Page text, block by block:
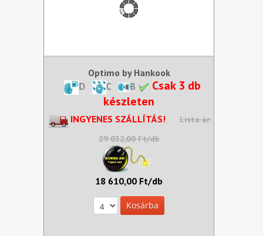
Optimo by Hankook
D
C B
Csak 3 db
készleten
INGYENES SZÁLLÍTÁS!
Lista ár:
29 032,00 Ft/db
18 610,00 Ft/db